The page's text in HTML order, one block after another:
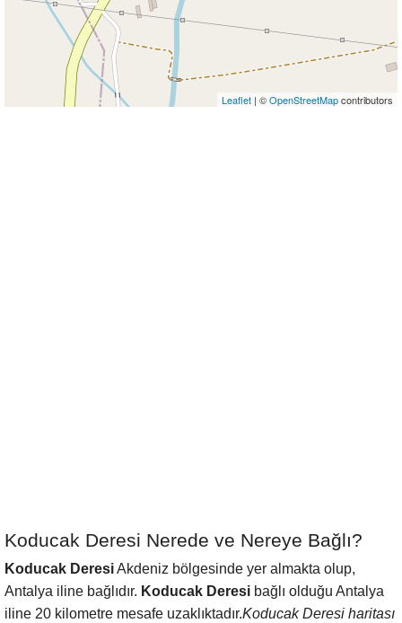
Leaflet | ©OpenStreetMapcontributors
Koducak Deresi Nerede ve Nereye Bağlı?
Koducak DeresiAkdeniz bölgesinde yer almakta olup,
Antalya iline bağlıdır. Koducak Deresi bağlı olduğu Antalya
iline 20 kilometre mesafe uzaklıktadır.Koducak Deresi haritası